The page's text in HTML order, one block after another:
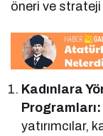
öneri ve
Kadınlara
Programları:
yatırımcılar,